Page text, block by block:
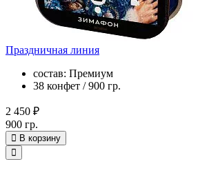
Праздничная линия
состав: Премиум
38 конфет / 900 гр.
2 450 ₽
900 гр.
В корзину